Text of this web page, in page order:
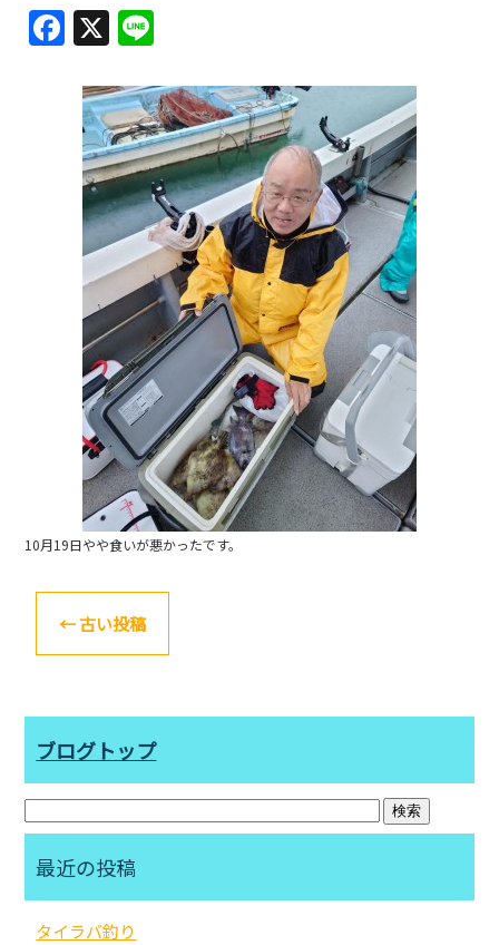
F
a
c
e
b
o
o
k
X
e
10月19日やや食いが悪かったです。
←古い投稿
ブログトップ
最近の投稿
タイラバ釣り